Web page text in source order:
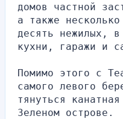
домов частной
а также
десять нежилых,
кухни, гаражи и
Помимо этого с
самого левого
тянуться
Зеленом острове.